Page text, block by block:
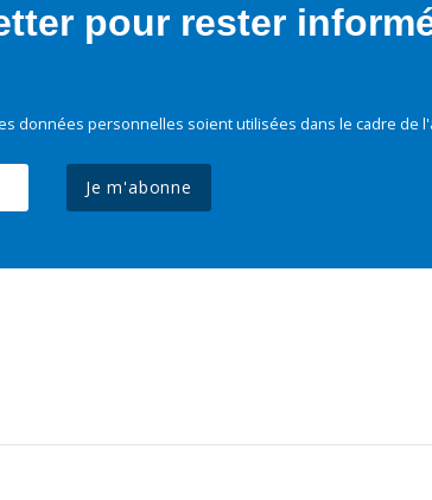
pour rester
données personnelles soient utilisées dans le cadre de
Je m'abonne